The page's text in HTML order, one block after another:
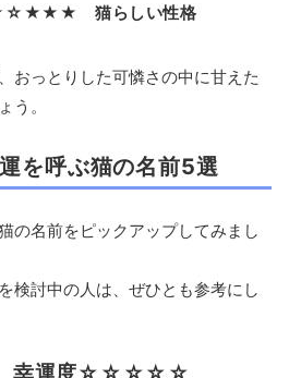
猫らしい性格
おっとりした可憐さの中に甘えた
う。
を呼ぶ猫の名前5選
の名前をピックアップしてみまし
検討中の人は、ぜひとも参考にし
幸運度☆☆☆☆☆